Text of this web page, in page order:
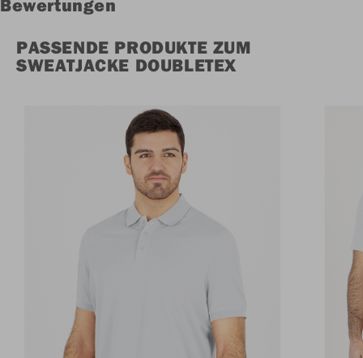
Bewertungen
PASSENDE PRODUKTE ZUM
SWEATJACKE DOUBLETEX